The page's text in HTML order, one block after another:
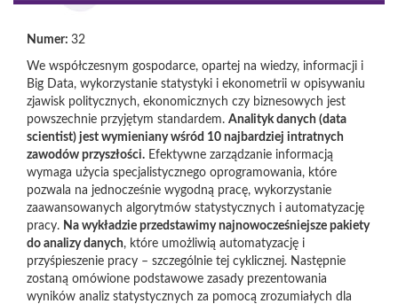
Numer: 32
We współczesnym gospodarce, opartej na wiedzy, informacji i
Big Data, wykorzystanie statystyki i ekonometrii w opisywaniu
zjawisk politycznych, ekonomicznych czy biznesowych jest
powszechnie przyjętym standardem. Analityk danych (data
scientist) jest wymieniany wśród 10 najbardziej intratnych
zawodów przyszłości. Efektywne zarządzanie informacją
wymaga użycia specjalistycznego oprogramowania, które
pozwala na jednocześnie wygodną pracę, wykorzystanie
zaawansowanych algorytmów statystycznych i automatyzację
pracy. Na wykładzie przedstawimy najnowocześniejsze pakiety
do analizy danych, które umożliwią automatyzację i
przyśpieszenie pracy – szczególnie tej cyklicznej. Następnie
zostaną omówione podstawowe zasady prezentowania
wyników analiz statystycznych za pomocą zrozumiałych dla